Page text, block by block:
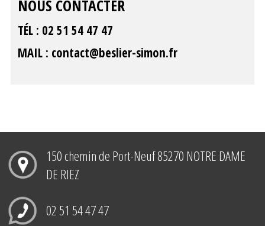
NOUS CONTACTER
TÉL : 02 51 54 47 47
MAIL : contact@beslier-simon.fr
150 chemin de Port-Neuf 85270 NOTRE DAME
DE RIEZ
02 51 54 47 47